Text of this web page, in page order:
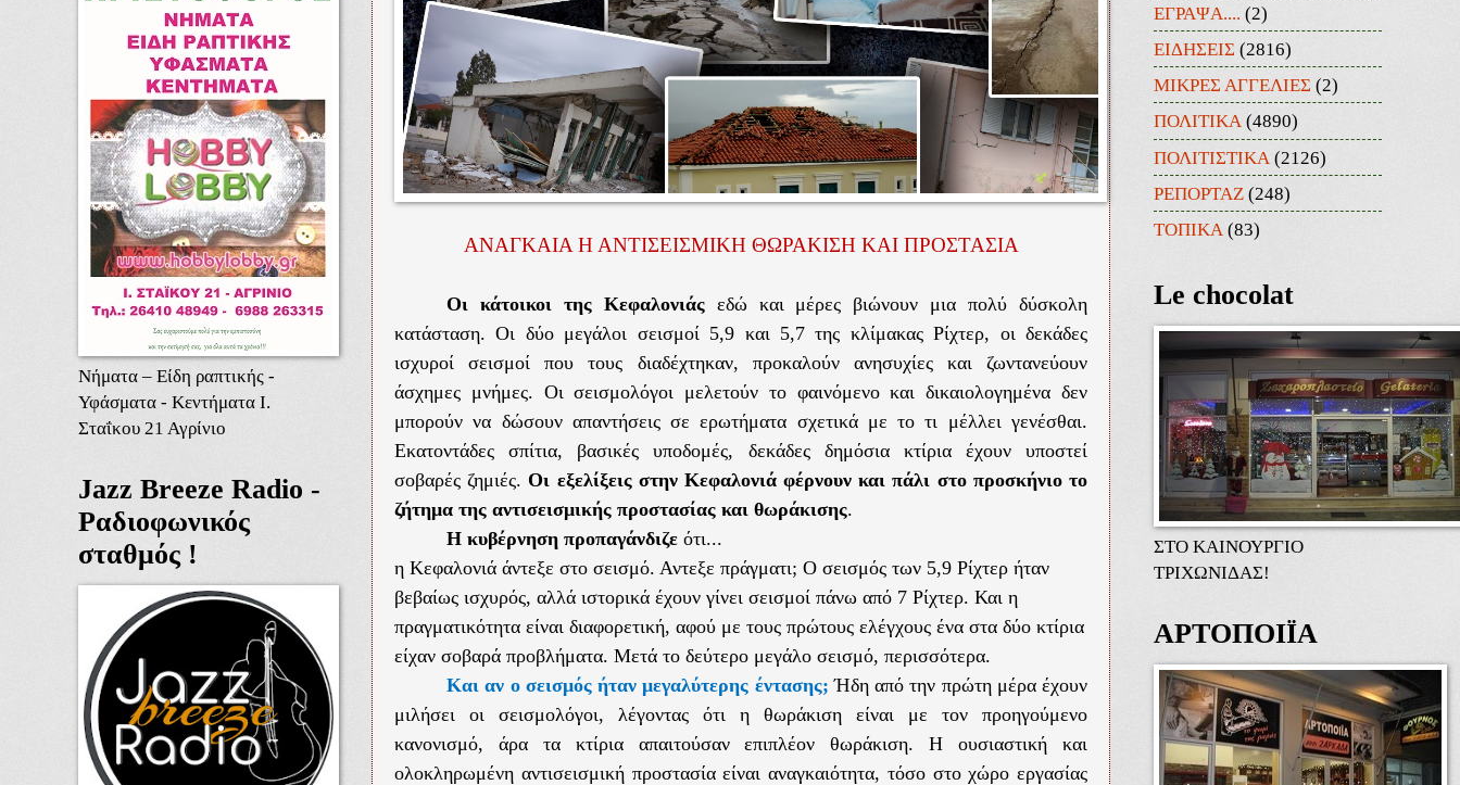
ΑΝΑΓΚΑΙΑ Η ΑΝΤΙΣΕΙΣΜΙΚΗ ΘΩΡΑΚΙΣΗ ΚΑΙ ΠΡΟΣΤΑΣΙΑ
Οι κάτοικοι της Κεφαλονιάςεδώ και μέρες βιώνουν μια πολύ δύσκολη
κατάσταση. Οι δύο μεγάλοι σεισμοί 5,9 και 5,7 της κλίμακας Ρίχτερ, οι δεκάδες
ισχυροί σεισμοί που τους διαδέχτηκαν, προκαλούν ανησυχίες και ζωντανεύουν
άσχημες μνήμες. Οι σεισμολόγοι μελετούν το φαινόμενο και δικαιολογημένα δεν
μπορούν να δώσουν απαντήσεις σε ερωτήματα σχετικά με το τι μέλλει γενέσθαι.
Εκατοντάδες σπίτια, βασικές υποδομές, δεκάδες δημόσια κτίρια έχουν υποστεί
σοβαρές ζημιές. Οι εξελίξεις στην Κεφαλονιά φέρνουν και πάλι στο προσκήνιο το
ζήτημα της αντισεισμικής προστασίας και θωράκισης.
Η κυβέρνηση προπαγάνδιζε ότι...
η Κεφαλονιά άντεξε στο σεισμό. Αντεξε πράγματι; Ο σεισμός των 5,9 Ρίχτερ ήταν
βεβαίως ισχυρός, αλλά ιστορικά έχουν γίνει σεισμοί πάνω από 7 Ρίχτερ. Και η
πραγματικότητα είναι διαφορετική, αφού με τους πρώτους ελέγχους ένα στα δύο κτίρια
είχαν σοβαρά προβλήματα. Μετά το δεύτερο μεγάλο σεισμό, περισσότερα.
Και αν ο σεισμός ήταν μεγαλύτερης έντασης; Ήδη από την πρώτη μέρα έχουν
μιλήσει οι σεισμολόγοι, λέγοντας ότι η θωράκιση είναι με τον προηγούμενο
κανονισμό, άρα τα κτίρια απαιτούσαν επιπλέον θωράκιση. Η ουσιαστική και
ολοκληρωμένη αντισεισμική προστασία είναι αναγκαιότητα, τόσο στο χώρο εργασίας
Νήματα – Είδη ραπτικής -
Υφάσματα - Κεντήματα Ι.
Σταΐκου 21 Αγρίνιο
Jazz Breeze Radio -
Ραδιοφωνικός
σταθμός !
ΕΓΡΑΨΑ.... (2)
ΕΙΔΗΣΕΙΣ (2816)
ΜΙΚΡΕΣ ΑΓΓΕΛΙΕΣ (2)
ΠΟΛΙΤΙΚΑ (4890)
ΠΟΛΙΤΙΣΤΙΚΑ (2126)
ΡΕΠΟΡΤΑΖ (248)
ΤΟΠΙΚΑ (83)
Le chocolat
ΣΤΟ ΚΑΙΝΟΥΡΓΙΟ
ΤΡΙΧΩΝΙΔΑΣ!
ΑΡΤΟΠΟΙΪΑ